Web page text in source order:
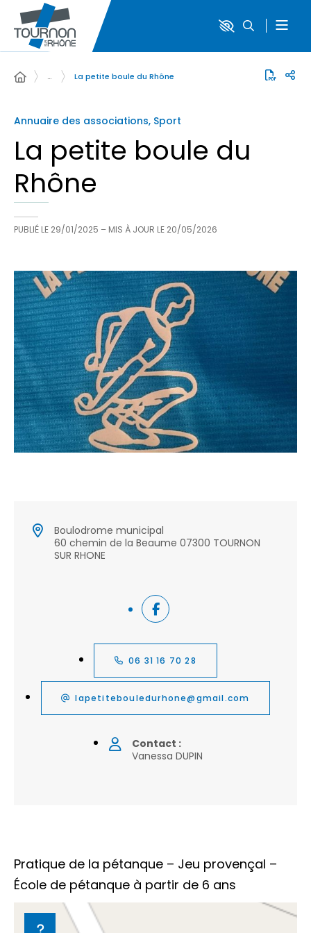
… La petite boule du Rhône
Annuaire des associations, Sport
La petite boule du
Rhône
PUBLIÉ LE 29/01/2025 – MIS À JOUR LE 20/05/2026
Boulodrome municipal
60 chemin de la Beaume 07300 TOURNON
SUR RHONE
06 31 16 70 28
lapetitebouledurhone@gmail.com
Contact :
Vanessa DUPIN
Pratique de la pétanque – Jeu provençal –
École de pétanque à partir de 6 ans